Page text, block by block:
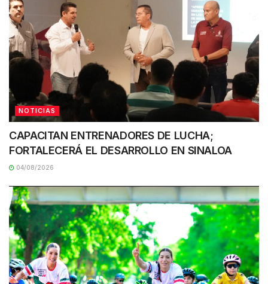
NOTICIAS
CAPACITAN ENTRENADORES DE LUCHA;
FORTALECERÁ EL DESARROLLO EN SINALOA
04/08/2026